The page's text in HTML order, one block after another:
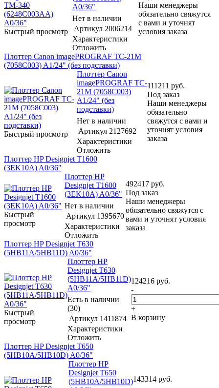
Быстрый просмотр
A0/36"
Нет в наличии
Артикул 2006214
Характеристики
Отложить
Наши менеджеры
обязательно свяжутся
с вами и уточнят
условия заказа
Плоттер Canon imagePROGRAF TC-21M
(7058C003) A1/24" (без подставки)
Быстрый просмотр
Плоттер Canon
imagePROGRAF TC-
21M (7058C003)
A1/24" (без
подставки)
Нет в наличии
Артикул 2127692
Характеристики
Отложить
111211 руб.
Под заказ
Наши менеджеры
обязательно
свяжутся с вами и
уточнят условия
заказа
Плоттер HP Designjet T1600
(3EK10A) A0/36"
Быстрый
просмотр
Плоттер HP
Designjet T1600
(3EK10A) A0/36"
Нет в наличии
Артикул 1395670
Характеристики
Отложить
492417 руб.
Под заказ
Наши менеджеры
обязательно свяжутся с
вами и уточнят условия
заказа
Плоттер HP Designjet T630
(5HB11A/5HB11D) A0/36"
Быстрый
просмотр
Плоттер HP
Designjet T630
(5HB11A/5HB11D)
A0/36"
Есть в наличии
(30)
Артикул 1411874
Характеристики
Отложить
124216 руб.
-
+
В корзину
Плоттер HP Designjet T650
(5HB10A/5HB10D) A0/36"
Плоттер HP
Designjet T650
(5HB10A/5HB10D)143314 руб.